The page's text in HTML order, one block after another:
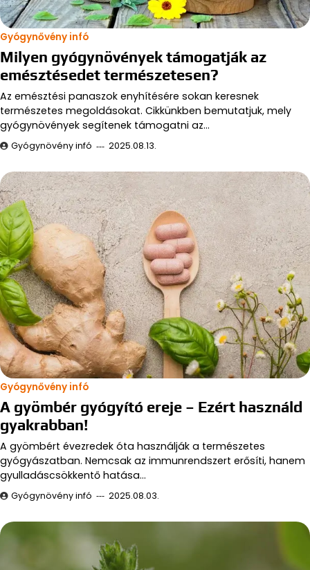
Gyógynővény infó
Milyen gyógynövények támogatják az
emésztésedet természetesen?
Az emésztési panaszok enyhítésére sokan keresnek
természetes megoldásokat. Cikkünkben bemutatjuk, mely
gyógynövények segítenek támogatni az…
Gyógynövény infó 2025.08.13.
Gyógynővény infó
A gyömbér gyógyító ereje – Ezért használd
gyakrabban!
A gyömbért évezredek óta használják a természetes
gyógyászatban. Nemcsak az immunrendszert erősíti, hanem
gyulladáscsökkentő hatása…
Gyógynövény infó 2025.08.03.